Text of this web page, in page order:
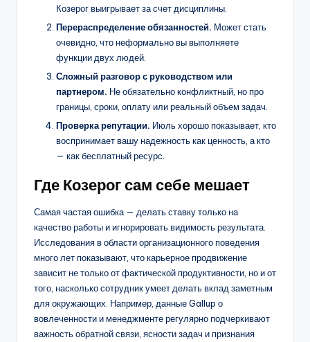
Козерог выигрывает за счет дисциплины.
Перераспределение обязанностей. Может стать
очевидно, что неформально вы выполняете
функции двух людей.
Сложный разговор с руководством или
партнером. Не обязательно конфликтный, но про
границы, сроки, оплату или реальный объем задач.
Проверка репутации. Июль хорошо показывает, кто
воспринимает вашу надежность как ценность, а кто
— как бесплатный ресурс.
Где Козерог сам себе мешает
Самая частая ошибка — делать ставку только на
качество работы и игнорировать видимость результата.
Исследования в области организационного поведения
много лет показывают, что карьерное продвижение
зависит не только от фактической продуктивности, но и от
того, насколько сотрудник умеет делать вклад заметным
для окружающих. Например, данные Gallup о
вовлеченности и менеджменте регулярно подчеркивают
важность обратной связи, ясности задач и признания